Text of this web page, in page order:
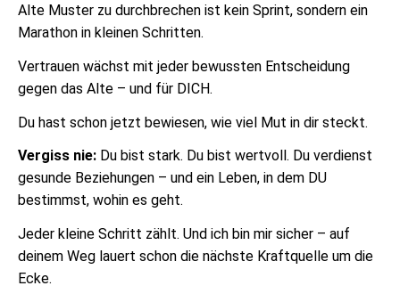
Alte Muster zu durchbrechen ist kein Sprint, sondern ein
Marathon in kleinen Schritten.
Vertrauen wächst mit jeder bewussten Entscheidung
gegen das Alte – und für DICH.
Du hast schon jetzt bewiesen, wie viel Mut in dir steckt.
Vergiss nie: Du bist stark. Du bist wertvoll. Du verdienst
gesunde Beziehungen – und ein Leben, in dem DU
bestimmst, wohin es geht.
Jeder kleine Schritt zählt. Und ich bin mir sicher – auf
deinem Weg lauert schon die nächste Kraftquelle um die
Ecke.